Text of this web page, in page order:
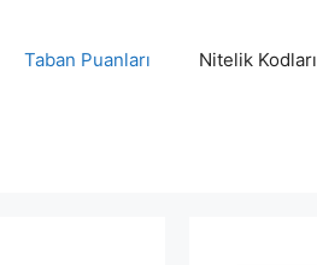
Taban Puanları Nitelik Kodları